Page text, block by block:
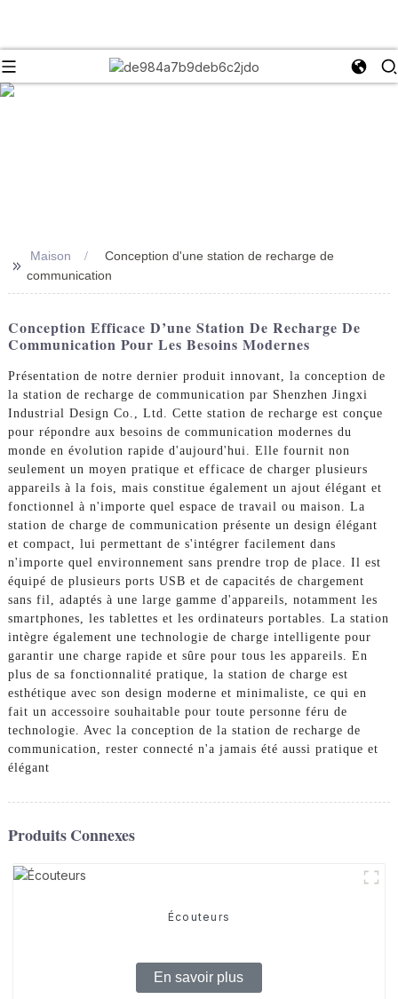
>> Maison
Conception d'une station de recharge de
communication
Conception Efficace D’une Station De Recharge De
Communication Pour Les Besoins Modernes
Présentation de notre dernier produit innovant, la conception de
la station de recharge de communication par Shenzhen Jingxi
Industrial Design Co., Ltd. Cette station de recharge est conçue
pour répondre aux besoins de communication modernes du
monde en évolution rapide d'aujourd'hui. Elle fournit non
seulement un moyen pratique et efficace de charger plusieurs
appareils à la fois, mais constitue également un ajout élégant et
fonctionnel à n'importe quel espace de travail ou maison. La
station de charge de communication présente un design élégant
et compact, lui permettant de s'intégrer facilement dans
n'importe quel environnement sans prendre trop de place. Il est
équipé de plusieurs ports USB et de capacités de chargement
sans fil, adaptés à une large gamme d'appareils, notamment les
smartphones, les tablettes et les ordinateurs portables. La station
intègre également une technologie de charge intelligente pour
garantir une charge rapide et sûre pour tous les appareils. En
plus de sa fonctionnalité pratique, la station de charge est
esthétique avec son design moderne et minimaliste, ce qui en
fait un accessoire souhaitable pour toute personne féru de
technologie. Avec la conception de la station de recharge de
communication, rester connecté n'a jamais été aussi pratique et
élégant
Produits Connexes
Écouteurs
En savoir plus